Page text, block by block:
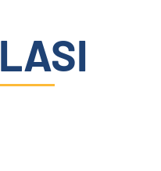
LASI